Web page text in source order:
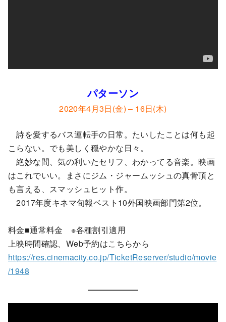
パターソン
2020年4月3日(金) – 16日(木)
詩を愛するバス運転手の日常。たいしたことは何も起
こらない。でも美しく穏やかな日々。
絶妙な間、気の利いたセリフ、わかってる音楽。映画
はこれでいい。まさにジム・ジャームッシュの真骨頂と
も言える、スマッシュヒット作。
2017年度キネマ旬報ベスト10外国映画部門第2位。
料金■通常料金 ※各種割引適用
上映時間確認、Web予約はこちらから
https://res.cinemacity.co.jp/TicketReserver/studio/movie
/1948